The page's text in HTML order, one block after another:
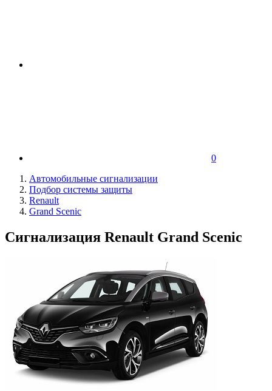
0
Автомобильные сигнализации
Подбор системы защиты
Renault
Grand Scenic
Сигнализация Renault Grand Scenic